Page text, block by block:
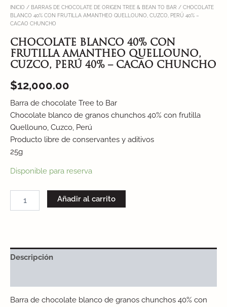
INICIO / BARRAS DE CHOCOLATE DE ORIGEN TREE & BEAN TO BAR / CHOCOLATE
BLANCO 40% CON FRUTILLA AMANTHEO QUELLOUNO, CUZCO, PERÚ 40% –
CACAO CHUNCHO
CHOCOLATE BLANCO 40% CON
FRUTILLA AMANTHEO QUELLOUNO,
CUZCO, PERÚ 40% – CACAO CHUNCHO
$12,000.00
Barra de chocolate Tree to Bar
Chocolate blanco de granos chunchos 40% con frutilla
Quellouno, Cuzco, Perú
Producto libre de conservantes y aditivos
25g
Disponible para reserva
Añadir al carrito
Descripción
Barra de chocolate blanco de granos chunchos 40% con